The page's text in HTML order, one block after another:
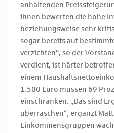
anhaltenden
ihnen bewerten die hohe
beziehungsweise sehr
sogar bereits auf
verzichten“, so der
verdient, ist härter
einem
1.500 Euro müssen 69
einschränken. „Das sind
überraschen“, ergänzt
Einkommensgruppen